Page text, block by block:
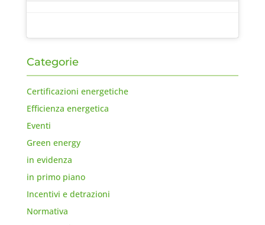
Categorie
Certificazioni energetiche
Efficienza energetica
Eventi
Green energy
in evidenza
in primo piano
Incentivi e detrazioni
Normativa